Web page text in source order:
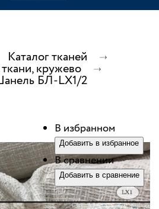
Каталог тканей
кружево
БЛ-LX1/2
В избранном
Добавить в избранное
В сравнении
Добавить в сравнение